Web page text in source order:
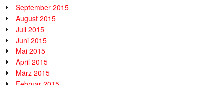
September 2015
August 2015
Juli 2015
Juni 2015
Mai 2015
April 2015
März 2015